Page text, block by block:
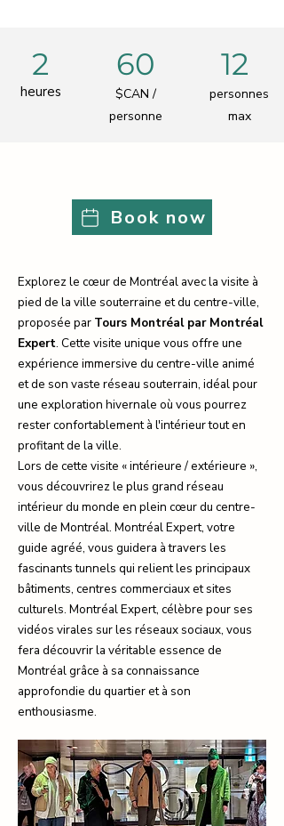
2
heures
60
$CAN /
personne
12
personnes
max
Book now
Explorez le cœur de Montréal avec la visite à
pied de la ville souterraine et du centre-ville,
proposée par Tours Montréal par Montréal
Expert. Cette visite unique vous offre une
expérience immersive du centre-ville animé
et de son vaste réseau souterrain, idéal pour
une exploration hivernale où vous pourrez
rester confortablement à l'intérieur tout en
profitant de la ville.
Lors de cette visite « intérieure / extérieure »,
vous découvrirez le plus grand réseau
intérieur du monde en plein cœur du centre-
ville de Montréal. Montréal Expert, votre
guide agréé, vous guidera à travers les
fascinants tunnels qui relient les principaux
bâtiments, centres commerciaux et sites
culturels. Montréal Expert, célèbre pour ses
vidéos virales sur les réseaux sociaux, vous
fera découvrir la véritable essence de
Montréal grâce à sa connaissance
approfondie du quartier et à son
enthousiasme.